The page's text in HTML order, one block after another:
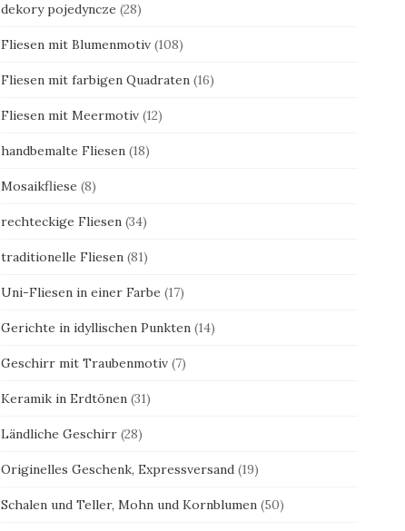
dekory pojedyncze (28)
Fliesen mit Blumenmotiv (108)
Fliesen mit farbigen Quadraten (16)
Fliesen mit Meermotiv (12)
handbemalte Fliesen (18)
Mosaikfliese (8)
rechteckige Fliesen (34)
traditionelle Fliesen (81)
Uni-Fliesen in einer Farbe (17)
Gerichte in idyllischen Punkten (14)
Geschirr mit Traubenmotiv (7)
Keramik in Erdtönen (31)
Ländliche Geschirr (28)
Originelles Geschenk, Expressversand (19)
Schalen und Teller, Mohn und Kornblumen (50)